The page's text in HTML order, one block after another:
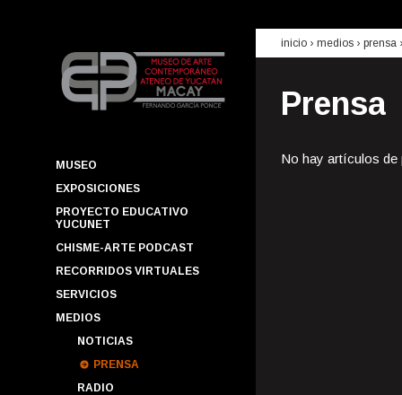
MUSEO
EXPOSICIONES
PROYECTO EDUCATIVO
YUCUNET
CHISME-ARTE PODCAST
RECORRIDOS VIRTUALES
SERVICIOS
MEDIOS
NOTICIAS
PRENSA
RADIO
inicio › medios › prensa
Prensa
No hay artículos de